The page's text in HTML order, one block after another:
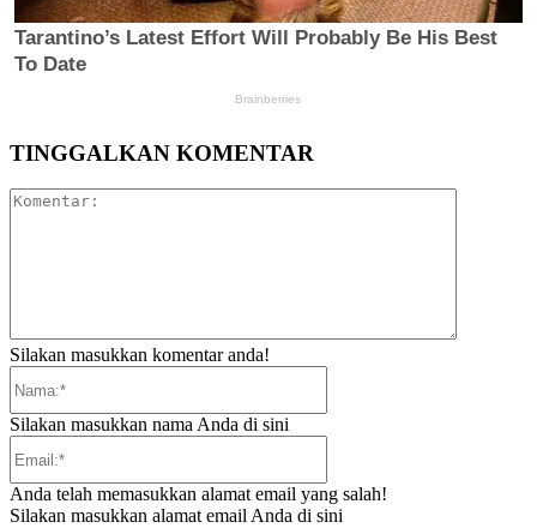
TINGGALKAN KOMENTAR
Silakan masukkan komentar anda!
Silakan masukkan nama Anda di sini
Anda telah memasukkan alamat email yang salah!
Silakan masukkan alamat email Anda di sini